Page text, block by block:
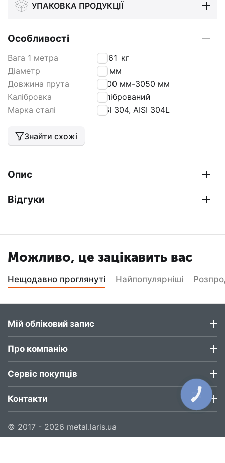
УПАКОВКА ПРОДУКЦІЇ
Особливості
Вага 1 метра 6,961 кг
Діаметр
32 мм
Довжина прута
3000 мм-3050 мм
Калібровка
калібрований
Марка сталі
AISI 304, AISI 304L
Знайти схожі
Опис
Відгуки
Можливо, це зацікавить вас
Нещодавно проглянуті Найпопулярніші
Мій обліковий запис
Про компанію
Сервіс покупців
Контакти
© 2017 - 2026 metal.laris.ua
КНОПКА
ЗВ'ЯЗКУ